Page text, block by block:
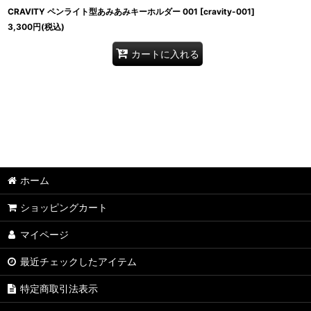
CRAVITY ペンライト型あみあみキーホルダー 001 [cravity-001]
3,300円(税込)
カートに入れる
ホーム
ショッピングカート
マイページ
最近チェックしたアイテム
特定商取引法表示